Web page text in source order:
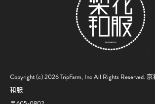
Copyright (c) 2026 TripFarm, Inc All Rights Reserved.
和服